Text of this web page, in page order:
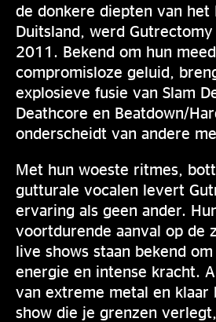
de donkere diepten van het
Duitsland, werd
2011. Bekend om hun
compromisloze geluid,
explosieve fusie van Slam
Deathcore en Beatdown/
onderscheidt van andere
Met hun woeste ritmes,
gutturale vocalen levert
ervaring als geen ander.
voortdurende aanval op de
live shows staan bekend
energie en intense kracht.
van extreme metal en klaar
show die je grenzen